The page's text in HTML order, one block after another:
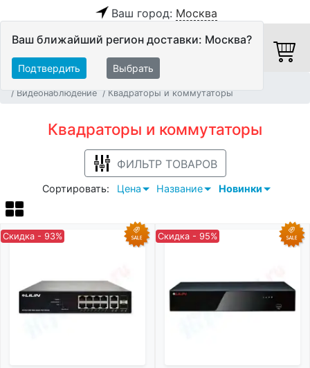
Ваш город: Москва
Ваш ближайший регион доставки: Москва?
Подтвердить Выбрать
Видеонаблюдение
Квадраторы и коммутаторы
Квадраторы и коммутаторы
ФИЛЬТР ТОВАРОВ
Сортировать: Цена Название Новинки
Скидка - 93% Скидка - 95%